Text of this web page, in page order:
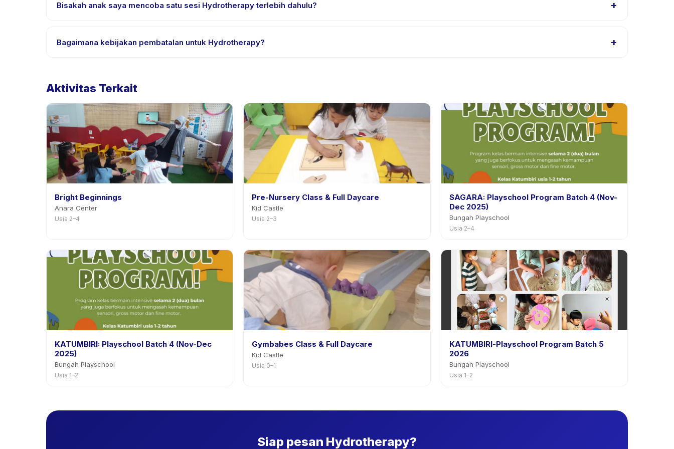
Bisakah anak saya mencoba satu sesi Hydrotherapy terlebih dahulu? +
Bagaimana kebijakan pembatalan untuk Hydrotherapy? +
Aktivitas Terkait
Bright Beginnings
Anara Center
Usia 2–4
Pre-Nursery Class & Full Daycare
Kid Castle
Usia 2–3
SAGARA: Playschool Program Batch 4 (Nov-
Dec 2025)
Bungah Playschool
Usia 2–4
KATUMBIRI: Playschool Batch 4 (Nov-Dec
2025)
Bungah Playschool
Usia 1–2
Gymbabes Class & Full Daycare
Kid Castle
Usia 0–1
KATUMBIRI-Playschool Program Batch 5
2026
Bungah Playschool
Usia 1–2
Siap pesan Hydrotherapy?